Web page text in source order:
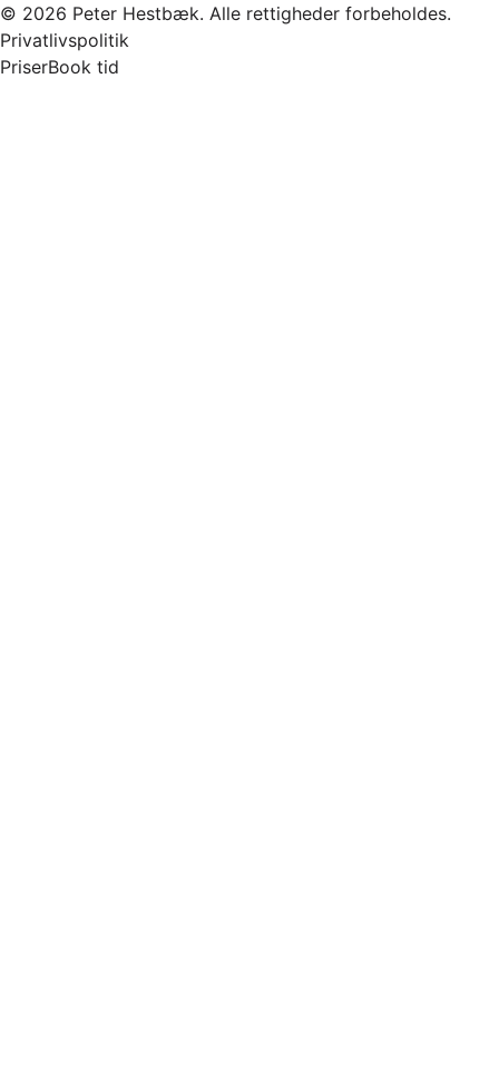
© 2026 Peter Hestbæk. Alle rettigheder forbeholdes.
Privatlivspolitik
PriserBook tid